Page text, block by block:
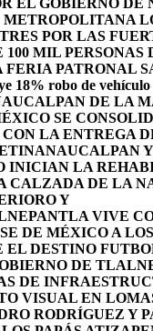
EL GOBIERNO DE
POR LAS
100 MIL PERSONAS
PATRONAL
18% robo de vehículo
DE LA
SE
LA ENTREGA
NAUCALPAN Y
INICIAN LA
CALZADA DE LA
Y
VIVE
DE MÉXICO A
EL DESTINO
DE
DE
VISUAL EN
RODRÍGUEZ Y